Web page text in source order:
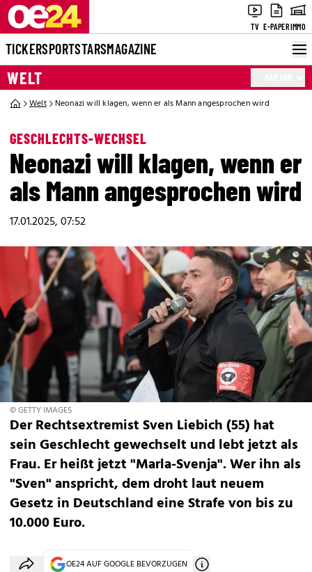
TV E-PAPERIMMO
TICKERSPORTSTARSMAGAZINE
WELT
Welt Neonazi will klagen, wenn er als Mann angesprochen wird
GESCHLECHTS-WECHSEL
Neonazi will klagen, wenn er
als Mann angesprochen wird
17.01.2025, 07:52
© GETTY IMAGES
Der Rechtsextremist Sven Liebich (55) hat
sein Geschlecht gewechselt und lebt jetzt als
Frau. Er heißt jetzt "Marla-Svenja". Wer ihn als
"Sven" anspricht, dem droht laut neuem
Gesetz in Deutschland eine Strafe von bis zu
10.000 Euro.
OE24 AUF GOOGLE BEVORZUGEN